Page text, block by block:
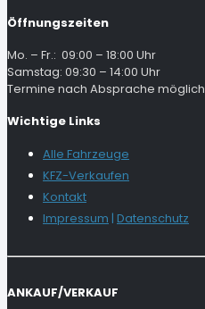
Öffnungszeiten
Mo. – Fr.: 09:00 – 18:00 Uhr
Samstag: 09:30 – 14:00 Uhr
Termine nach Absprache möglich
Wichtige Links
Alle Fahrzeuge
KFZ-Verkaufen
Kontakt
Impressum | Datenschutz
ANKAUF/VERKAUF